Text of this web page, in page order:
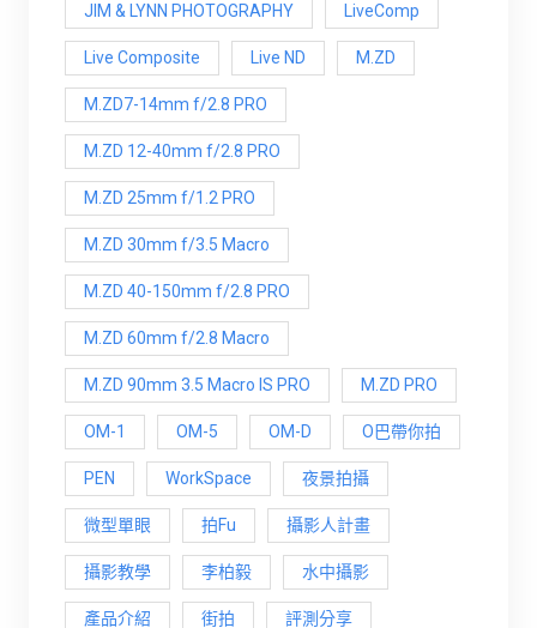
JIM & LYNN PHOTOGRAPHY LiveComp
Live Composite Live ND M.ZD
M.ZD7-14mm f/2.8 PRO
M.ZD 12-40mm f/2.8 PRO
M.ZD 25mm f/1.2 PRO
M.ZD 30mm f/3.5 Macro
M.ZD 40-150mm f/2.8 PRO
M.ZD 60mm f/2.8 Macro
M.ZD 90mm 3.5 Macro IS PRO M.ZD PRO
OM-1 OM-5 OM-D O巴帶你拍
PEN WorkSpace 夜景拍攝
微型單眼 拍Fu 攝影人計畫
攝影教學 李柏毅 水中攝影
產品介紹 街拍 評測分享